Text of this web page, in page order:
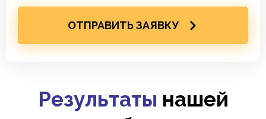
ОТПРАВИТЬ ЗАЯВКУ
Результаты нашей